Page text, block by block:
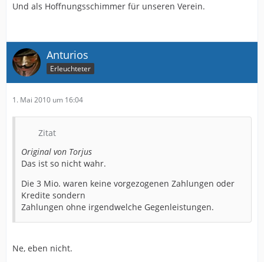
Und als Hoffnungsschimmer für unseren Verein.
Anturios
Erleuchteter
1. Mai 2010 um 16:04
Zitat
Original von Torjus
Das ist so nicht wahr.
Die 3 Mio. waren keine vorgezogenen Zahlungen oder
Kredite sondern
Zahlungen ohne irgendwelche Gegenleistungen.
Ne, eben nicht.